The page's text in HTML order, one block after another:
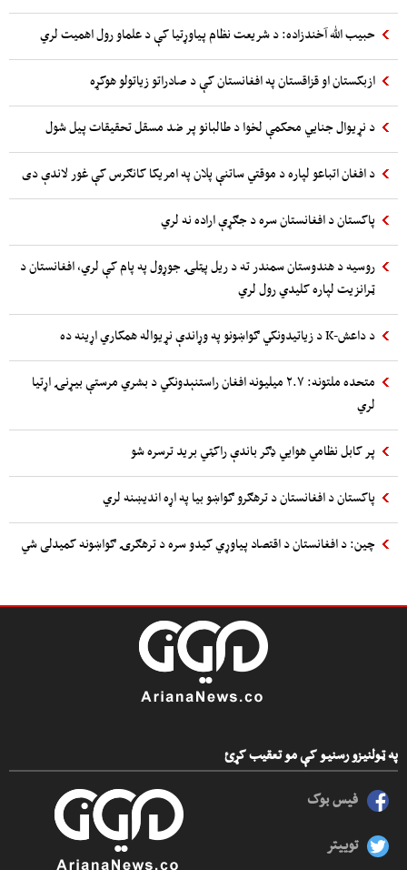
حبیب الله آخندزاده: د شریعت نظام پیاوړتیا کې د علماو رول اهمیت لري
ازبکستان او قزاقستان په افغانستان کې د صادراتو زیاتولو هوکړه
د نړیوال جنایي محکمې لخوا د طالبانو پر ضد مسقل تحقیقات پیل شول
د افغان اتباعو لپاره د موقتي ساتنې پلان په امریکا کانګرس کې غور لاندې دی
پاکستان د افغانستان سره د جګړې اراده نه لري
روسیه د هندوستان سمندر ته د ریل پټلۍ جوړول په پام کې لري، افغانستان د
ټرانزیت لپاره کلیدي رول لري
د داعش-K د زیاتیدونکي ګواښونو په وړاندې نړیواله همکاري اړینه ده
متحده ملتونه: ۲.۷ میلیونه افغان راستنېدونکي د بشري مرستې بیړنۍ اړتیا
لري
پر کابل نظامي هوایي ډګر باندې راکټي برید ترسره شو
پاکستان د افغانستان د ترهګرو ګواښو بیا په اړه اندیښنه لري
چین: د افغانستان د اقتصاد پیاوړي کیدو سره د ترهګرۍ ګواښونه کمیدلی شي
په ټولنیزو رسنیو کې مو تعقیب کړئ
فیس بوک
توییتر